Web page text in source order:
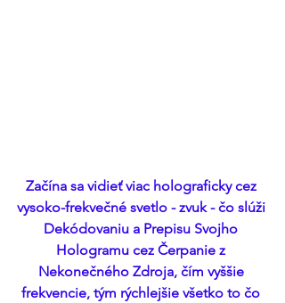
Začína sa vidieť viac holograficky cez
vysoko-frekvečné svetlo - zvuk - čo slúži
Dekódovaniu a Prepisu Svojho
Hologramu cez Čerpanie z
Nekonečného Zdroja, čím vyššie
frekvencie, tým rýchlejšie všetko to čo